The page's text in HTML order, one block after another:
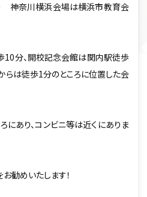
神奈川横浜会場は横浜市教育会
分、開校記念会館は関内駅徒歩
らは徒歩1分のところに位置した会
にあり、コンビニ等は近くにありま
勧めいたします！